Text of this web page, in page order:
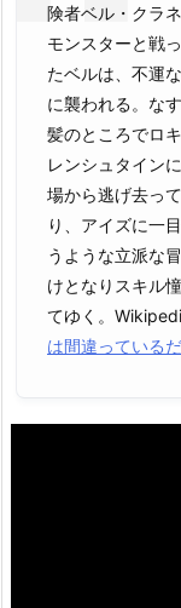
険者ベル・クラ
モンスターと戦
たベルは、不運
に襲われる。な
髪のところでロ
レンシュタイン
場から逃げ去っ
り、アイズに一
うような立派な
けとなりスキル
てゆく。
は間違っている